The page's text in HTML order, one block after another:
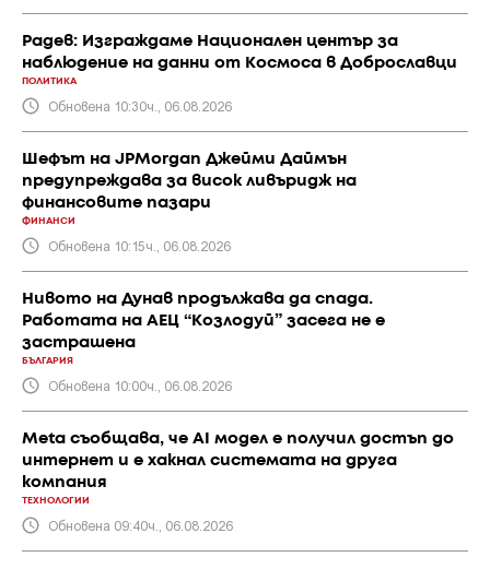
Радев: Изграждаме Национален център за
наблюдение на данни от Космоса в Доброславци
ПОЛИТИКА
Обновена 10:30ч., 06.08.2026
Шефът на JPMorgan Джейми Даймън
предупреждава за висок ливъридж на
финансовите пазари
ФИНАНСИ
Обновена 10:15ч., 06.08.2026
Нивото на Дунав продължава да спада.
Работата на АЕЦ “Козлодуй” засега не е
застрашена
БЪЛГАРИЯ
Обновена 10:00ч., 06.08.2026
Meta съобщава, че AI модел е получил достъп до
интернет и е хакнал системата на друга
компания
ТЕХНОЛОГИИ
Обновена 09:40ч., 06.08.2026